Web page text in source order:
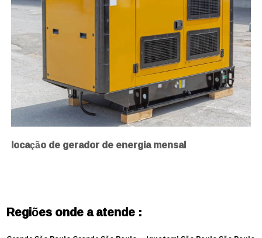
locação de gerador de energia mensal
Regiões onde a atende :